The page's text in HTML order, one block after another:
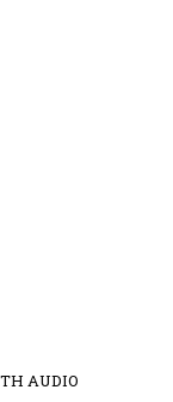
AUDIO